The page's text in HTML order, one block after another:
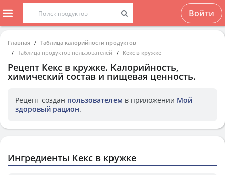
Войти
Главная
Таблица калорийности продуктов
Таблица продуктов пользователей
Кекс в кружке
Рецепт Кекс в кружке. Калорийность,
химический состав и пищевая ценность.
Рецепт создан пользователем в приложении Мой
здоровый рацион.
Ингредиенты Кекс в кружке